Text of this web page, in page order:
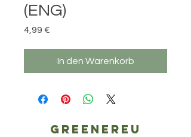
(ENG)
4,99 €
In den Warenkorb
Greenereu